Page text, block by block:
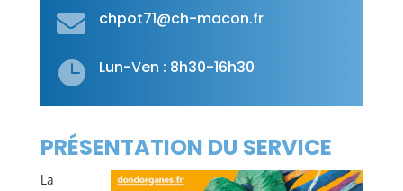
 chpot71@ch-macon.fr
 Lun-Ven : 8h30-16h30
PRÉSENTATION DU SERVICE
La